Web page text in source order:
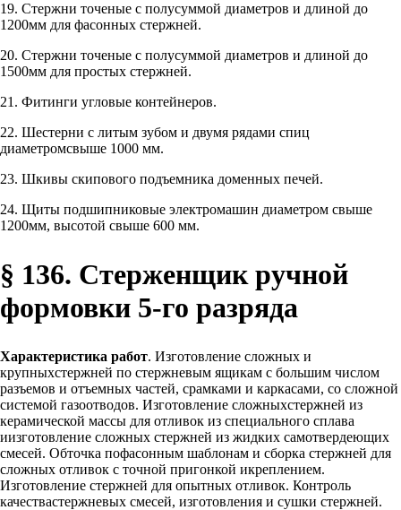
19. Стержни точеные с полусуммой диаметров и длиной до
1200мм для фасонных стержней.
20. Стержни точеные с полусуммой диаметров и длиной до
1500мм для простых стержней.
21. Фитинги угловые контейнеров.
22. Шестерни с литым зубом и двумя рядами спиц
диаметромсвыше 1000 мм.
23. Шкивы скипового подъемника доменных печей.
24. Щиты подшипниковые электромашин диаметром свыше
1200мм, высотой свыше 600 мм.
§ 136. Стерженщик ручной
формовки 5-го разряда
Характеристика работ. Изготовление сложных и
крупныхстержней по стержневым ящикам с большим числом
разъемов и отъемных частей, срамками и каркасами, со сложной
системой газоотводов. Изготовление сложныхстержней из
керамической массы для отливок из специального сплава
иизготовление сложных стержней из жидких самотвердеющих
смесей. Обточка пофасонным шаблонам и сборка стержней для
сложных отливок с точной пригонкой икреплением.
Изготовление стержней для опытных отливок. Контроль
качествастержневых смесей, изготовления и сушки стержней.